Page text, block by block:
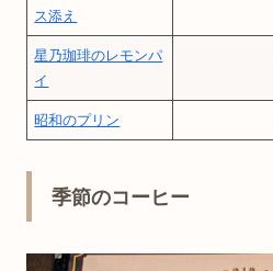
ス添え
星乃珈琲のレモンパ
イ
昭和のプリン
季節のコーヒー